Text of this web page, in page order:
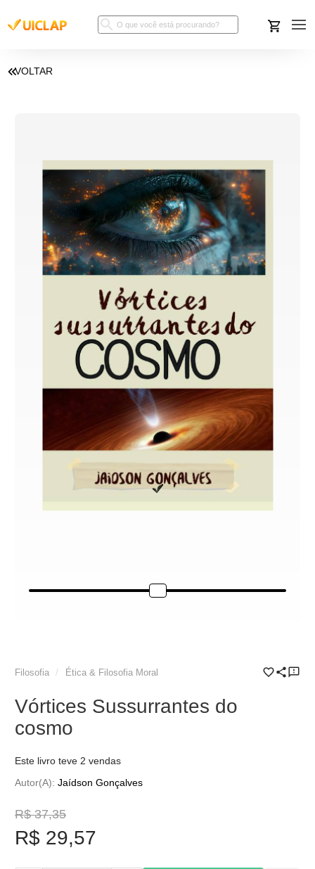
VOLTAR
Filosofia Ética & Filosofia Moral
Vórtices Sussurrantes do
cosmo
Este livro teve 2 vendas
Autor(a): Jaídson Gonçalves
R$ 37,35
R$ 29,57